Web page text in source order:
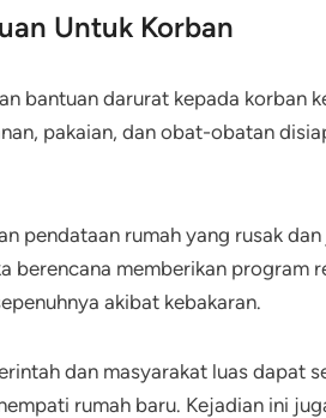
Untuk Korban
bantuan darurat kepada korban
pakaian, dan obat-obatan
pendataan rumah yang rusak
berencana memberikan program
akibat kebakaran.
dan masyarakat luas dapat
rumah baru. Kejadian ini